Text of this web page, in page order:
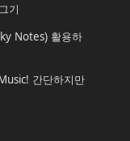
기
Notes) 활용하
간단하지만